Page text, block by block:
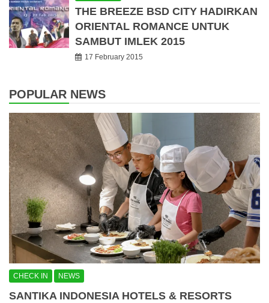
THE BREEZE BSD CITY HADIRKAN
ORIENTAL ROMANCE UNTUK
SAMBUT IMLEK 2015
17 February 2015
POPULAR NEWS
CHECK IN NEWS
SANTIKA INDONESIA HOTELS & RESORTS